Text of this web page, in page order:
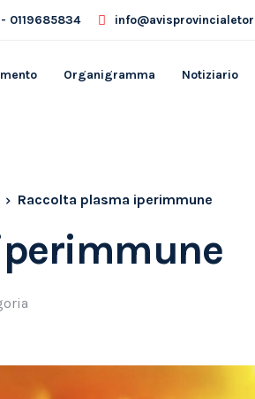
0119685834
Organigramma Notiziario
Raccolta plasma iperimmune